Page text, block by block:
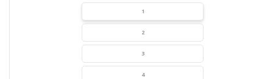
1
2
3
4